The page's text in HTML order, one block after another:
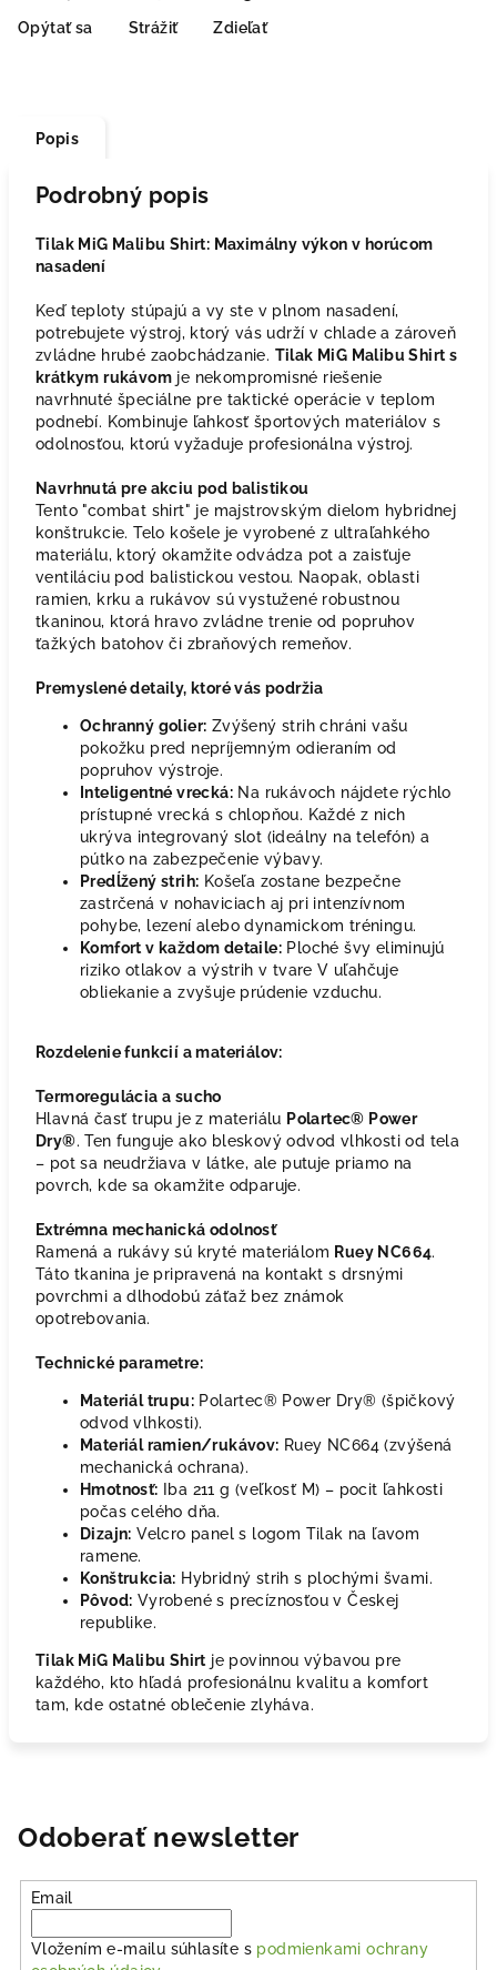
Opýtať sa Strážiť Zdieľať
Popis
Podrobný popis
Tilak MiG Malibu Shirt: Maximálny výkon v horúcom
nasadení
Keď teploty stúpajú a vy ste v plnom nasadení,
potrebujete výstroj, ktorý vás udrží v chlade a zároveň
zvládne hrubé zaobchádzanie. Tilak MiG Malibu Shirt s
krátkym rukávom je nekompromisné riešenie
navrhnuté špeciálne pre taktické operácie v teplom
podnebí. Kombinuje ľahkosť športových materiálov s
odolnosťou, ktorú vyžaduje profesionálna výstroj.
Navrhnutá pre akciu pod balistikou
Tento "combat shirt" je majstrovským dielom hybridnej
konštrukcie. Telo košele je vyrobené z ultraľahkého
materiálu, ktorý okamžite odvádza pot a zaisťuje
ventiláciu pod balistickou vestou. Naopak, oblasti
ramien, krku a rukávov sú vystužené robustnou
tkaninou, ktorá hravo zvládne trenie od popruhov
ťažkých batohov či zbraňových remeňov.
Premyslené detaily, ktoré vás podržia
Ochranný golier: Zvýšený strih chráni vašu
pokožku pred nepríjemným odieraním od
popruhov výstroje.
Inteligentné vrecká: Na rukávoch nájdete rýchlo
prístupné vrecká s chlopňou. Každé z nich
ukrýva integrovaný slot (ideálny na telefón) a
pútko na zabezpečenie výbavy.
Predĺžený strih: Košeľa zostane bezpečne
zastrčená v nohaviciach aj pri intenzívnom
pohybe, lezení alebo dynamickom tréningu.
Komfort v každom detaile: Ploché švy eliminujú
riziko otlakov a výstrih v tvare V uľahčuje
obliekanie a zvyšuje prúdenie vzduchu.
Rozdelenie funkcií a materiálov:
Termoregulácia a sucho
Hlavná časť trupu je z materiálu Polartec® Power
Dry®. Ten funguje ako bleskový odvod vlhkosti od tela
– pot sa neudržiava v látke, ale putuje priamo na
povrch, kde sa okamžite odparuje.
Extrémna mechanická odolnosť
Ramená a rukávy sú kryté materiálom Ruey NC664.
Táto tkanina je pripravená na kontakt s drsnými
povrchmi a dlhodobú záťaž bez známok
opotrebovania.
Technické parametre:
Materiál trupu: Polartec® Power Dry® (špičkový
odvod vlhkosti).
Materiál ramien/rukávov: Ruey NC664 (zvýšená
mechanická ochrana).
Hmotnosť: Iba 211 g (veľkosť M) – pocit ľahkosti
počas celého dňa.
Dizajn: Velcro panel s logom Tilak na ľavom
ramene.
Konštrukcia: Hybridný strih s plochými švami.
Pôvod: Vyrobené s precíznosťou v Českej
republike.
Tilak MiG Malibu Shirt je povinnou výbavou pre
každého, kto hľadá profesionálnu kvalitu a komfort
tam, kde ostatné oblečenie zlyháva.
Odoberať newsletter
Email
Vložením e-mailu súhlasíte s podmienkami ochrany